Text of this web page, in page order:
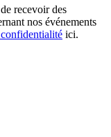
recevoir des
nos événements
ici.